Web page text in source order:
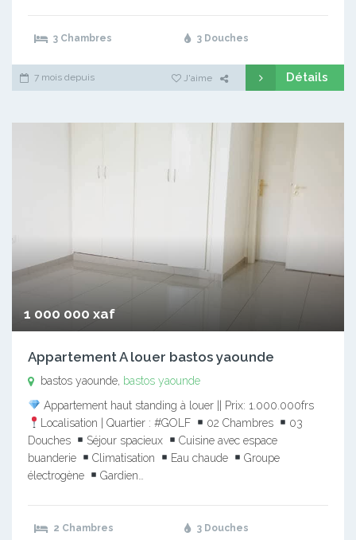
3 Chambres 3 Douches
7 mois depuis J'aime Détails
1 000 000 xaf
Appartement A louer bastos yaounde
bastos yaounde, bastos yaounde
Appartement haut standing à louer || Prix: 1.000.000frs
Localisation | Quartier : #GOLF
02 Chambres
03
Douches
Séjour spacieux
Cuisine avec espace
buanderie
Climatisation Eau chaude
Groupe
électrogène
Gardien…
2 Chambres 3 Douches